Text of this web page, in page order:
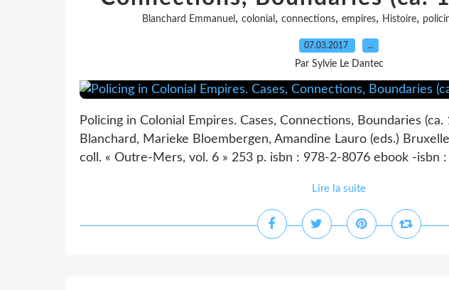
Blanchard Emmanuel , colonial , connections, empires, Histoire,
07.03.2017 …
Par Sylvie Le Dantec
Policing in Colonial Empires. Cases, Connections, Boundaries (ca.
Blanchard, Marieke Bloembergen, Amandine Lauro (eds.)
coll. « Outre-Mers, vol. 6 » 253 p. isbn : 978-2-8076 ebook -isbn
Lire la suite